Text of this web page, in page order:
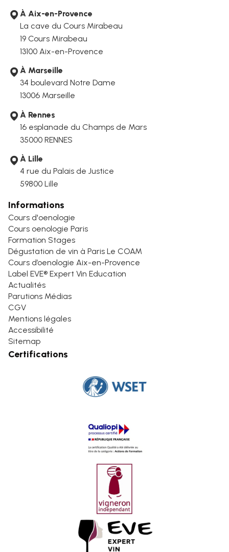
À Aix-en-Provence
La cave du Cours Mirabeau
19 Cours Mirabeau
13100 Aix-en-Provence
À Marseille
34 boulevard Notre Dame
13006 Marseille
À Rennes
16 esplanade du Champs de Mars
35000 RENNES
À Lille
4 rue du Palais de Justice
59800 Lille
Informations
Cours d'oenologie
Cours oenologie Paris
Formation Stages
Dégustation de vin à Paris Le COAM
Cours d’oenologie Aix-en-Provence
Label EVE® Expert Vin Education
Actualités
Parutions Médias
CGV
Mentions légales
Accessibilité
Sitemap
Certifications